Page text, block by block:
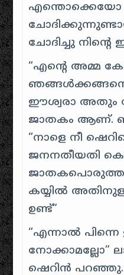
എന്തൊക്കെയോ
ചോദിച്ചു നിന്റെ
“എന്റെ അമ്മ
ഞങ്ങൾക്കങ്ങനെ
ഈശ്വരാ അതും
ജാതകം ആണ്.
“നാളെ നീ
ജനനതീയതി
കയ്യിൽ
ഉണ്ട്”
“എന്നാൽ
നോക്കാമല്ലോ”
ഷെറിൻ പറഞ്ഞു.